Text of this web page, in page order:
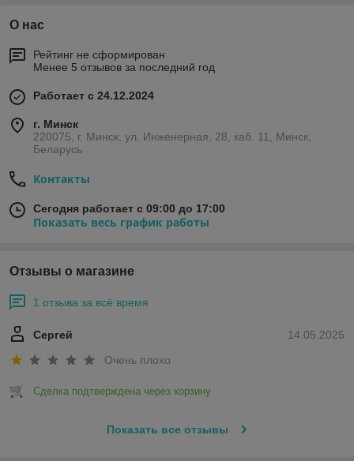
О нас
Рейтинг не сформирован
Менее 5 отзывов за последний год
Работает с 24.12.2024
г. Минск
220075, г. Минск, ул. Инженерная, 28, каб. 11, Минск,
Беларусь
Контакты
Сегодня работает с 09:00 до 17:00
Показать весь график работы
Отзывы о магазине
1 отзыва за всё время
14.05.2025
Сергей
Очень плохо
Сделка подтверждена через корзину
Показать все отзывы